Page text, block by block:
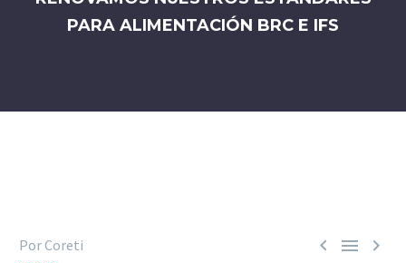
PARA ALIMENTACIÓN BRC E IFS
  
Por Coreti